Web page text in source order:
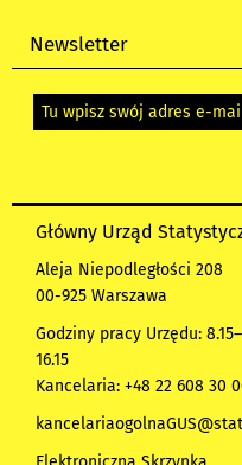
Newsletter
Główny Urząd
Aleja Niepodległości 208
00-925 Warszawa
Godziny pracy Urzędu: 8.15–
16.15
Kancelaria: +48 22 608 30